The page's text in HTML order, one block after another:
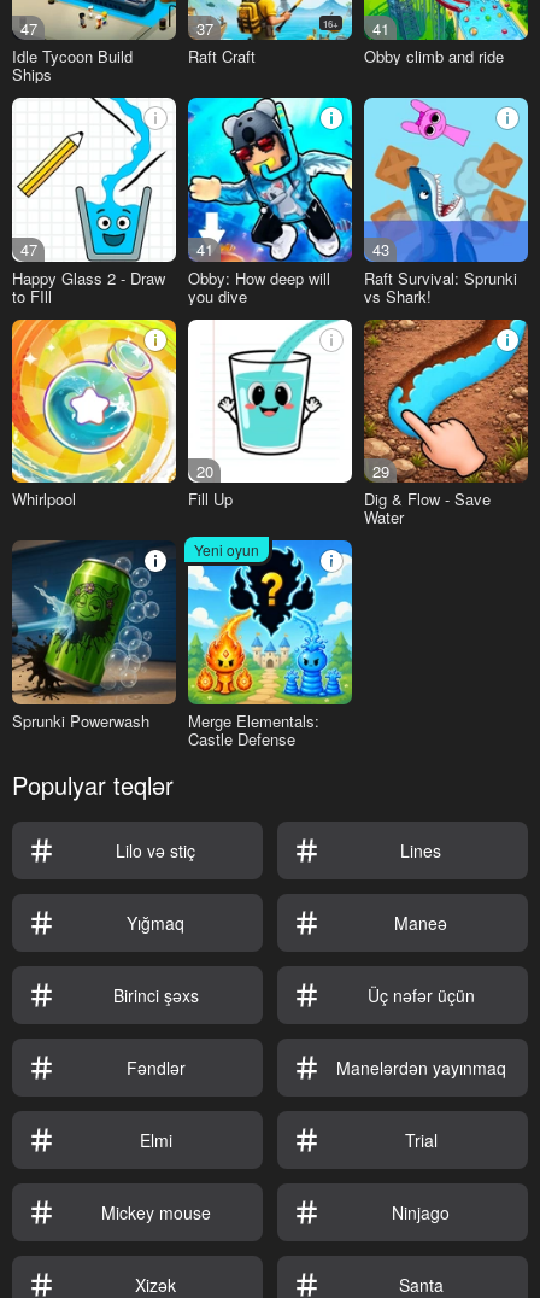
47
Idle Tycoon Build
Ships
37 16+
Raft Craft
41
Obby climb and ride
47
Happy Glass 2 - Draw
to FIll
41
Obby: How deep will
you dive
43
Raft Survival: Sprunki
vs Shark!
Whirlpool
20
Fill Up
29
Dig & Flow - Save
Water
Sprunki Powerwash
Yeni oyun
Merge Elementals:
Castle Defense
Populyar teqlər
Lilo və stiç Lines
Yığmaq Maneə
Birinci şəxs Üç nəfər üçün
Fəndlər Manelərdən yayınmaq
Elmi Trial
Mickey mouse Ninjago
Xizək Santa